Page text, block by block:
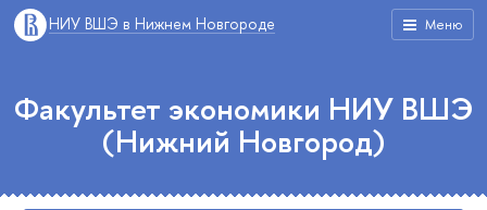
Меню
НИУ ВШЭ в Нижнем Новгороде
Факультет экономики НИУ ВШЭ
(Нижний Новгород)